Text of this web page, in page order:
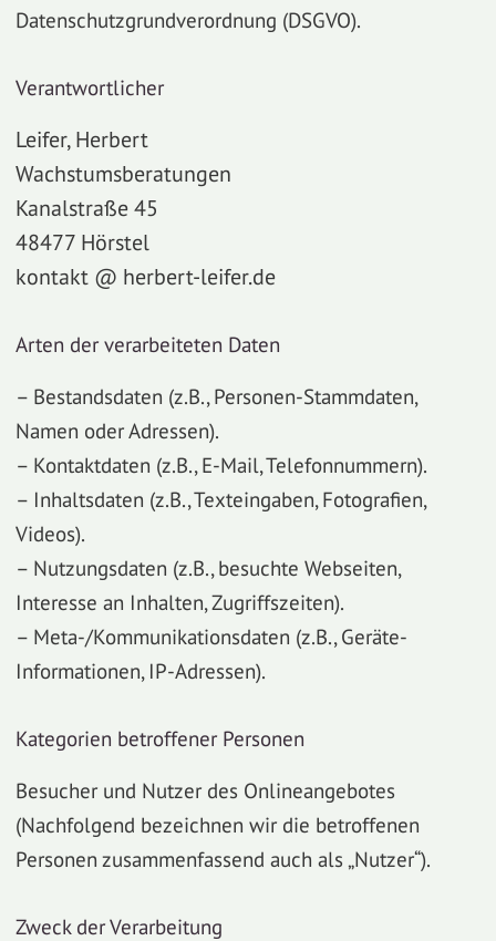
Datenschutzgrundverordnung (DSGVO).
Verantwortlicher
Leifer, Herbert
Wachstumsberatungen
Kanalstraße 45
48477 Hörstel
kontakt @ herbert-leifer.de
Arten der verarbeiteten Daten
– Bestandsdaten (z.B., Personen-Stammdaten,
Namen oder Adressen).
– Kontaktdaten (z.B., E-Mail, Telefonnummern).
– Inhaltsdaten (z.B., Texteingaben, Fotografien,
Videos).
– Nutzungsdaten (z.B., besuchte Webseiten,
Interesse an Inhalten, Zugriffszeiten).
– Meta-/Kommunikationsdaten (z.B., Geräte-
Informationen, IP-Adressen).
Kategorien betroffener Personen
Besucher und Nutzer des Onlineangebotes
(Nachfolgend bezeichnen wir die betroffenen
Personen zusammenfassend auch als „Nutzer“).
Zweck der Verarbeitung